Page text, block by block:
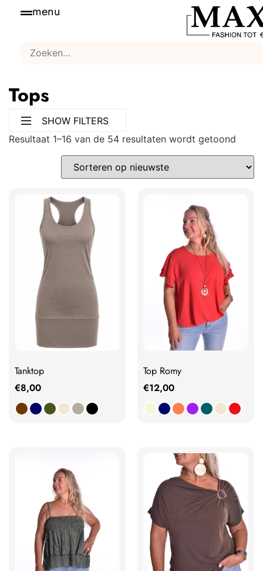
menu
Tops
SHOW FILTERS
Resultaat 1–16 van de 54 resultaten wordt getoond
Tanktop
€8,00
Top Romy
€12,00